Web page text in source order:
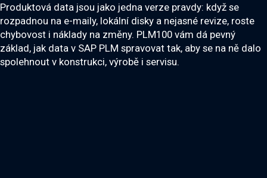
Produktová data jsou jako jedna verze pravdy: když se
rozpadnou na e-maily, lokální disky a nejasné revize, roste
chybovost i náklady na změny. PLM100 vám dá pevný
základ, jak data v SAP PLM spravovat tak, aby se na ně dalo
spolehnout v konstrukci, výrobě i servisu.